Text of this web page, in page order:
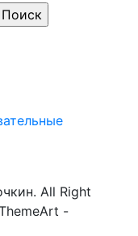
All Right
-